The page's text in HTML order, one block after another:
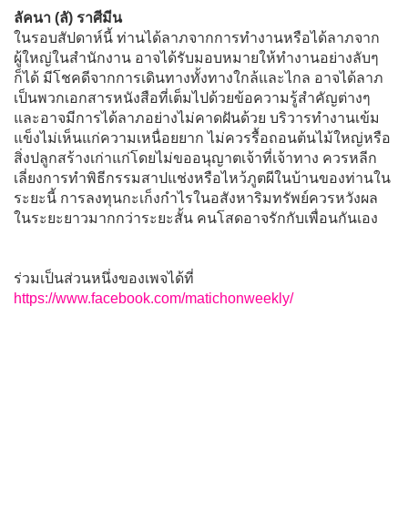
ลัคนา (ลั) ราศีมีน
ในรอบสัปดาห์นี้ ท่านได้ลาภจากการทำงานหรือได้ลาภจาก
ผู้ใหญ่ในสำนักงาน อาจได้รับมอบหมายให้ทำงานอย่างลับๆ
ก็ได้ มีโชคดีจากการเดินทางทั้งทางใกล้และไกล อาจได้ลาภ
เป็นพวกเอกสารหนังสือที่เต็มไปด้วยข้อความรู้สำคัญต่างๆ
และอาจมีการได้ลาภอย่างไม่คาดฝันด้วย บริวารทำงานเข้ม
แข็งไม่เห็นแก่ความเหนื่อยยาก ไม่ควรรื้อถอนต้นไม้ใหญ่หรือ
สิ่งปลูกสร้างเก่าแก่โดยไม่ขออนุญาตเจ้าที่เจ้าทาง ควรหลีก
เลี่ยงการทำพิธีกรรมสาปแช่งหรือไหว้ภูตผีในบ้านของท่านใน
ระยะนี้ การลงทุนกะเก็งกำไรในอสังหาริมทรัพย์ควรหวังผล
ในระยะยาวมากกว่าระยะสั้น คนโสดอาจรักกับเพื่อนกันเอง
ร่วมเป็นส่วนหนึ่งของเพจได้ที่
https://www.facebook.com/matichonweekly/